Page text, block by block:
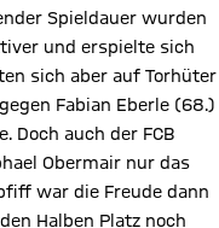
Spieldauer wurden
und erspielte sich
sich aber auf Torhüter
Fabian Eberle (68.)
Doch auch der FCB
Obermair nur das
war die Freude dann
Halben Platz noch